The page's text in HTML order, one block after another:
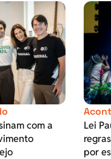
com a
Lei
por